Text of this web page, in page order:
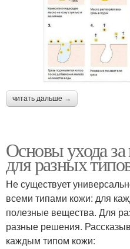
читать дальше →
Основы ухода
для разных
Не существует
всеми типами кожи: для
полезные вещества. Для
разные решения.
каждым типом кожи: